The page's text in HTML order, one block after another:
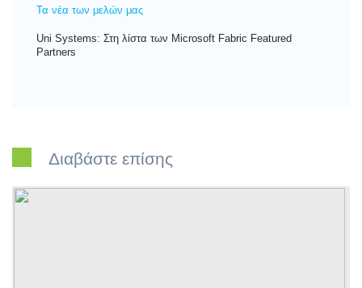
Τα νέα των μελών μας
Uni Systems: Στη λίστα των Microsoft Fabric Featured
Partners
Διαβάστε επίσης